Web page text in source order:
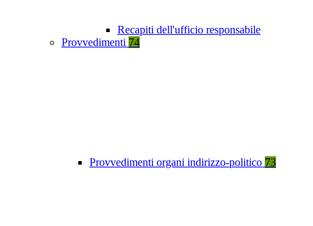
Recapiti dell'ufficio responsabile
Provvedimenti 74
Provvedimenti organi indirizzo-politico 73